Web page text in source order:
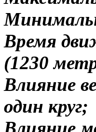
Время
(1230
Влияние
один круг;
Влияние